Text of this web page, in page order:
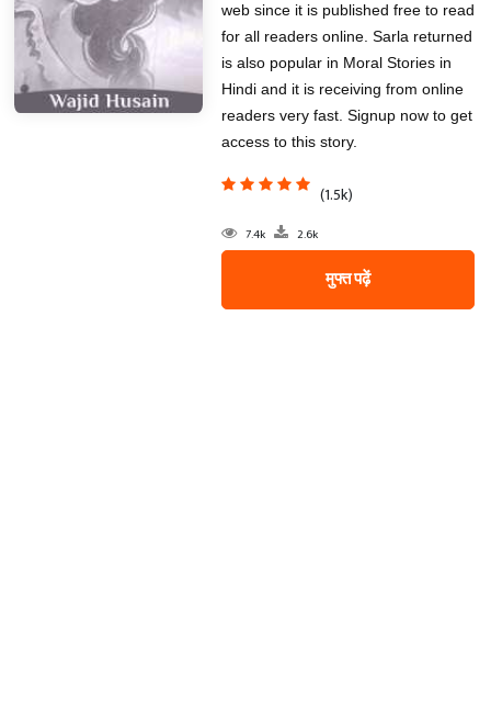
web since it is published free to read
for all readers online. Sarla returned
is also popular in Moral Stories in
Hindi and it is receiving from online
readers very fast. Signup now to get
access to this story.
(1.5k)
7.4k 2.6k
मुफ्त पढ़ें